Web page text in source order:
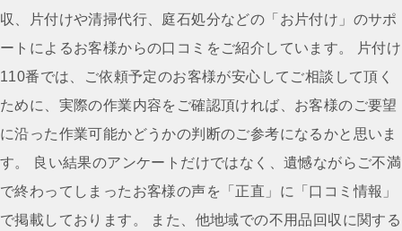
ビ
ゲ
ー
シ
ョ
ン
収、片付けや清掃代行、庭石処分などの「お片付け」のサポ
ートによるお客様からの口コミをご紹介しています。 片付け
110番では、ご依頼予定のお客様が安心してご相談して頂く
ために、実際の作業内容をご確認頂ければ、お客様のご要望
に沿った作業可能かどうかの判断のご参考になるかと思いま
す。 良い結果のアンケートだけではなく、遺憾ながらご不満
で終わってしまったお客様の声を「正直」に「口コミ情報」
で掲載しております。 また、他地域での不用品回収に関する